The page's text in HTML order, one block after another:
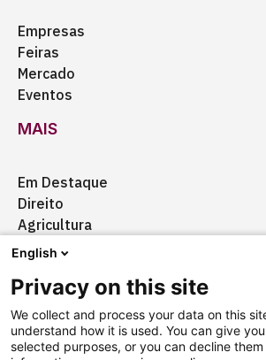
Empresas
Feiras
Mercado
Eventos
MAIS
Em Destaque
Direito
Agricultura
Certificação
Aquisições
English
Privacy on this site
We collect and process your data on this
understand how it is used. You can give
selected purposes, or you can decline them